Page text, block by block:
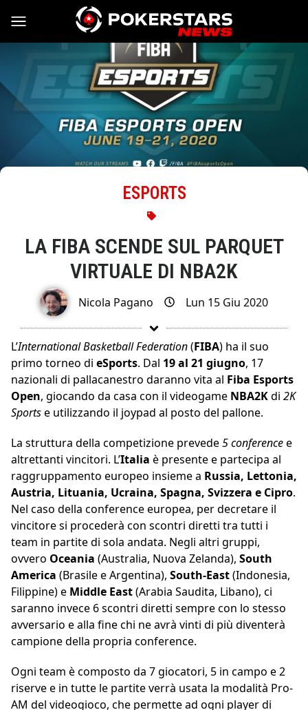
Vai al contenuto
ESPORTS
LA FIBA SCENDE SUL PARQUET
VIRTUALE DI NBA2K
Nicola Pagano Lun 15 Giu 2020
L’International Basketball Federation(FIBA) ha il suo
primo torneo di eSports. Dal 19 al 21 giugno, 17
nazionali di pallacanestro daranno vita al Fiba Esports
Open, giocando da casa con il videogame NBA2Kdi 2K
Sportse utilizzando il joypad al posto del pallone.
La struttura della competizione prevede5 conferencee
altrettanti vincitori. L’Italia è presente e partecipa al
raggruppamento europeo insieme a Russia, Lettonia,
Austria, Lituania, Ucraina, Spagna, Svizzera e Cipro.
Nel caso della conference europea, per decretare il
vincitore si procederà con scontri diretti tra tutti i
team in partite di sola andata. Negli altri gruppi,
ovvero Oceania (Australia, Nuova Zelanda), South
America (Brasile e Argentina), South-East(Indonesia,
Filippine) e Middle East(Arabia Saudita, Libano), ci
saranno invece 6 scontri diretti sempre con lo stesso
avversario e alla fine chi ne avrà vinti di più diventerà
campione della propria conference.
Ogni team è composto da 7 giocatori, 5 in campo e 2
riserve e in tutte le partite verrà usata la modalità Pro-
AM del videogioco, che permette ad ogni player di